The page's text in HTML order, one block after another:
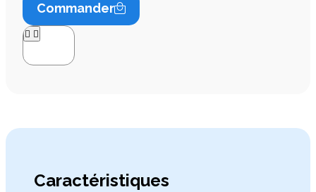
Commander
 
Caractéristiques